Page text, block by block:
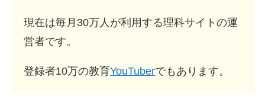
現在は毎月30万人が利用する理科サイトの運
営者です。
登録者10万の教育YouTuberでもあります。